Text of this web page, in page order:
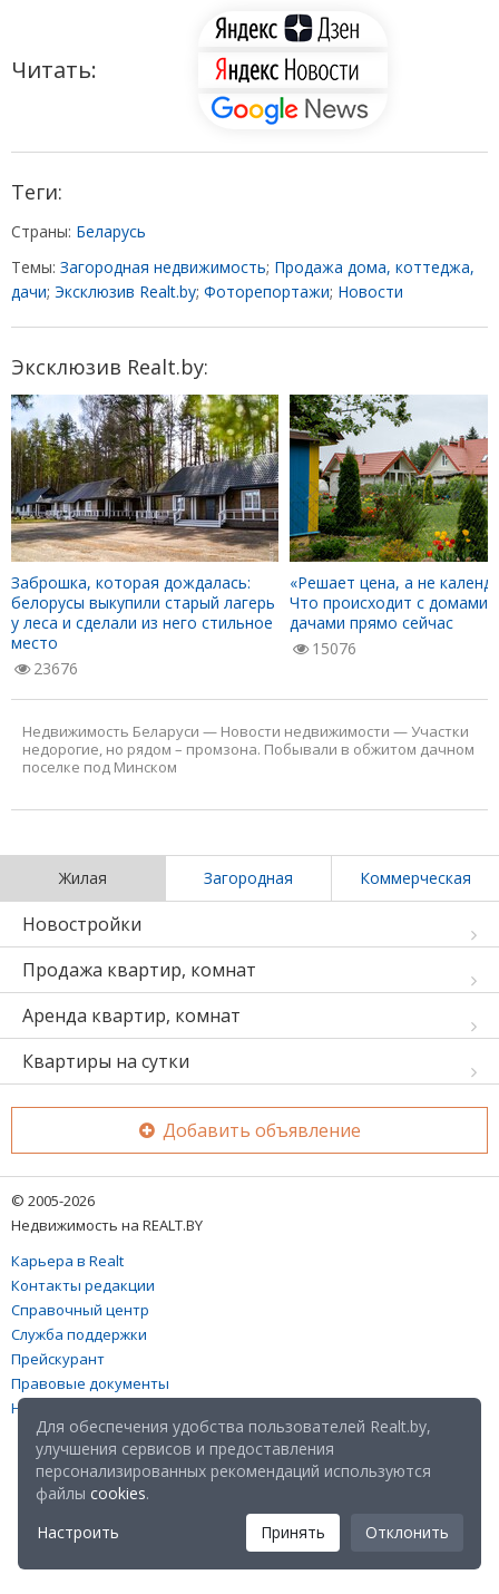
Читать:
Теги:
Страны: Беларусь
Темы: Загородная недвижимость; Продажа дома, коттеджа,
дачи; Эксклюзив Realt.by; Фоторепортажи; Новости
Эксклюзив Realt.by:
Заброшка, которая дождалась:
белорусы выкупили старый лагерь
у леса и сделали из него стильное
место
23676
«Решает цена, а не
Что происходит с домами
дачами прямо сейчас
15076
Недвижимость Беларуси — Новости недвижимости — Участки
недорогие, но рядом – промзона. Побывали в обжитом дачном
поселке под Минском
Жилая Загородная Коммерческая
Новостройки
Продажа квартир, комнат
Аренда квартир, комнат
Квартиры на сутки
Добавить объявление
© 2005-2026
Недвижимость на REALT.BY
Карьера в Realt
Контакты редакции
Справочный центр
Служба поддержки
Прейскурант
Правовые документы
Настройка файлов cookies
Для обеспечения удобства пользователей Realt.by,
улучшения сервисов и предоставления
персонализированных рекомендаций используются
файлы cookies.
Настроить
Принять Отклонить